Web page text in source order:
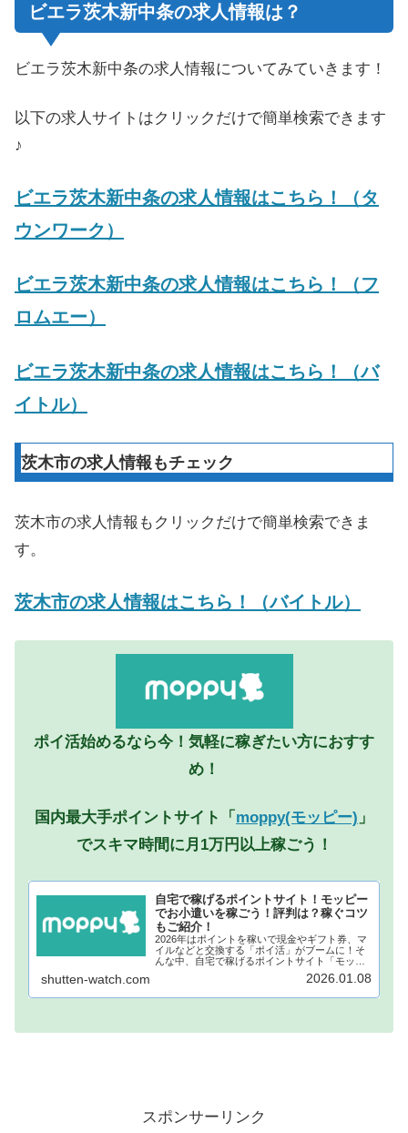
ビエラ茨木新中条の求人情報は？
ビエラ茨木新中条の求人情報についてみていきます！
以下の求人サイトはクリックだけで簡単検索できます
♪
ビエラ茨木新中条の求人情報はこちら！（タ
ウンワーク）
ビエラ茨木新中条の求人情報はこちら！（フ
ロムエー）
ビエラ茨木新中条の求人情報はこちら！（バ
イトル）
茨木市の求人情報もチェック
茨木市の求人情報もクリックだけで簡単検索できま
す。
茨木市の求人情報はこちら！（バイトル）
ポイ活始めるなら今！気軽に稼ぎたい方におすす
め！
国内最大手ポイントサイト「 moppy(モッピー) 」
でスキマ時間に月1万円以上稼ごう！
自宅で稼げるポイントサイト！モッピー
でお小遣いを稼ごう！評判は？稼ぐコツ
もご紹介！
2026年はポイントを稼いで現金やギフト券、マ
イルなどと交換する「ポイ活」がブームに！そ
んな中、自宅で稼げるポイントサイト「モッピ
ー」が注目されています！モッピーに登録し、
自宅でポイントを稼げば、あなたも月1万円稼ぐ
shutten-watch.com 2026.01.08
スポンサーリンク